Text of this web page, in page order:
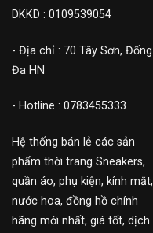
DKKD : 0109539054
- Địa chỉ : 70 Tây Sơn, Đống
Đa HN
- Hotline : 0783455333
Hệ thống bán lẻ các sản
phẩm thời trang Sneakers,
quần áo, phụ kiện, kính mắt,
nước hoa, đồng hồ chính
hãng mới nhất, giá tốt, dịch